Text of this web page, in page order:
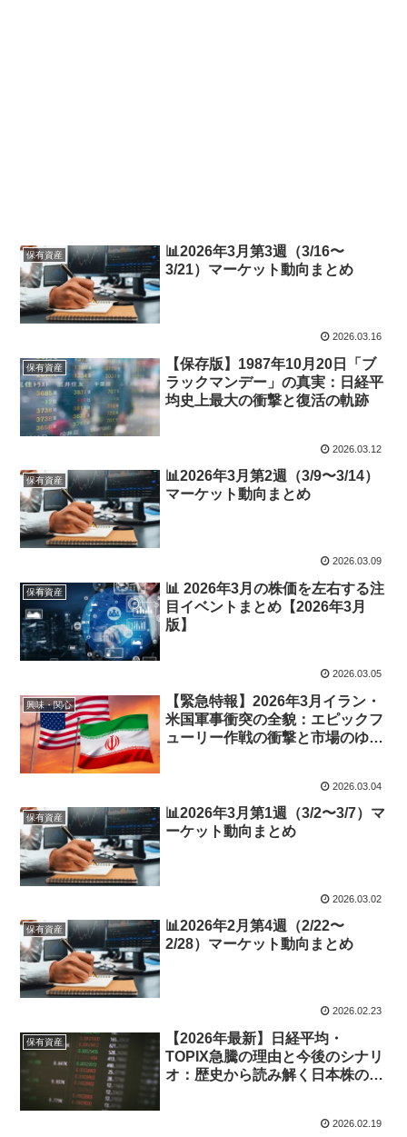
保有資産
📊2026年3月第3週（3/16〜
3/21）マーケット動向まとめ
2026.03.16
保有資産
【保存版】1987年10月20日「ブ
ラックマンデー」の真実：日経平
均史上最大の衝撃と復活の軌跡
2026.03.12
保有資産
📊2026年3月第2週（3/9〜3/14）
マーケット動向まとめ
2026.03.09
保有資産
📊 2026年3月の株価を左右する注
目イベントまとめ【2026年3月
版】
2026.03.05
興味・関心
【緊急特報】2026年3月イラン・
米国軍事衝突の全貌：エピックフ
ューリー作戦の衝撃と市場のゆく
2026.03.04
保有資産
📊2026年3月第1週（3/2〜3/7）マ
ーケット動向まとめ
2026.03.02
保有資産
📊2026年2月第4週（2/22〜
2/28）マーケット動向まとめ
2026.02.23
保有資産
【2026年最新】日経平均・
TOPIX急騰の理由と今後のシナリ
オ：歴史から読み解く日本株の現
2026.02.19